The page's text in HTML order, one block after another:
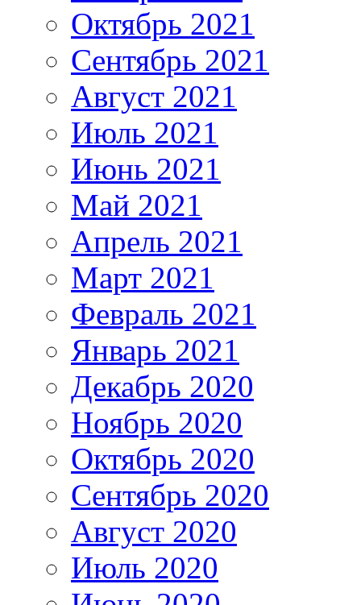
Октябрь 2021
Сентябрь 2021
Август 2021
Июль 2021
Июнь 2021
Май 2021
Апрель 2021
Март 2021
Февраль 2021
Январь 2021
Декабрь 2020
Ноябрь 2020
Октябрь 2020
Сентябрь 2020
Август 2020
Июль 2020